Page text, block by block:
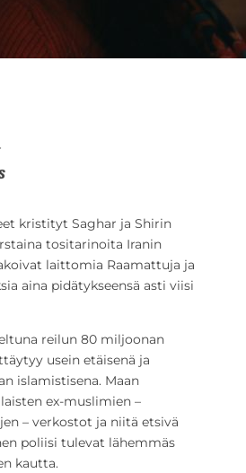
kristityt Saghar ja Shirin
tositarinoita Iranin
laittomia Raamattuja ja
aina pidätykseensä asti viisi
reilun 80 miljoonan
usein etäisenä ja
islamistisena. Maan
ex-muslimien –
– verkostot ja niitä etsivä
poliisi tulevat lähemmäs
kautta.